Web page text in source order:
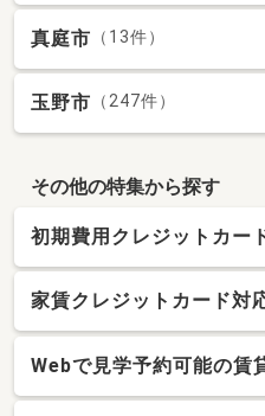
真庭市 （13件）
玉野市 （247件）
その他の特集から探す
初期費用クレジットカー
家賃クレジットカード対
Webで見学予約可能の賃